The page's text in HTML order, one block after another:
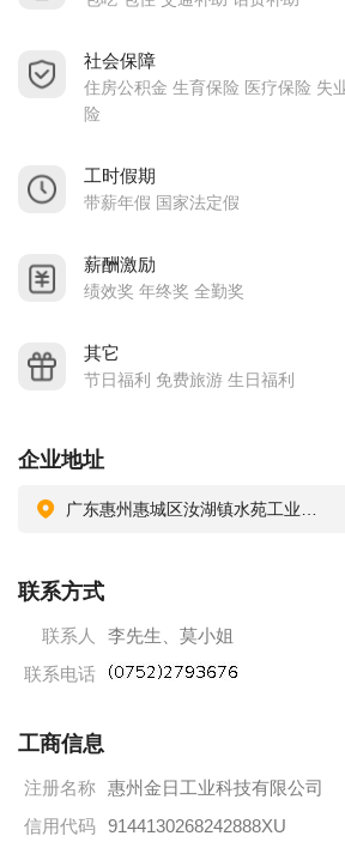
部件生产企业，业务范围遍及全国。经过
公司已成为国内电装设备、精密治具行
社会保障
住房公积金 生育保险 医疗保险 失
险
工时假期
带薪年假 国家法定假
薪酬激励
绩效奖 年终奖 全勤奖
其它
节日福利 免费旅游 生日福利
企业地址
联系方式
联系人
李先生、莫小姐
联系电话
工商信息
注册名称 惠州金日工业科技有限公司
信用代码 9144130268242888XU